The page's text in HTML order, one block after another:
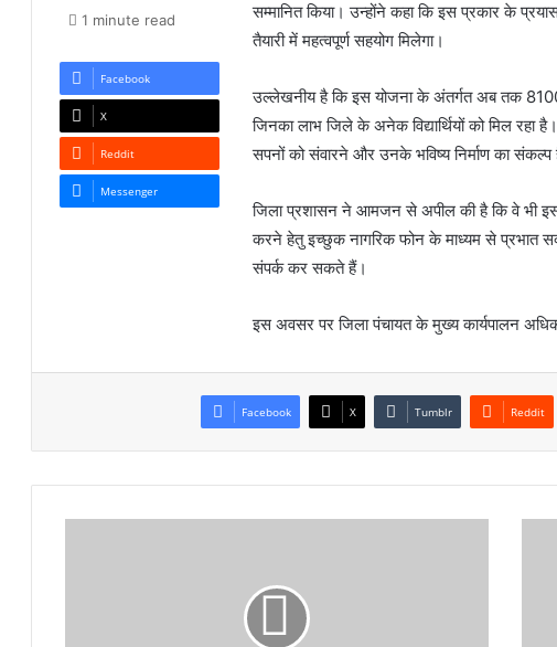
सम्मानित किया। उन्होंने कहा कि इस प्रकार के
तैयारी में महत्वपूर्ण सहयोग मिलेगा।
उल्लेखनीय है कि इस योजना के अंतर्गत अब तक
जिनका लाभ जिले के अनेक विद्यार्थियों को मिल
सपनों को संवारने और उनके भविष्य निर्माण का संकल्प
जिला प्रशासन ने आमजन से अपील की है कि वे भी
करने हेतु इच्छुक नागरिक फोन के माध्यम से
संपर्क कर सकते हैं।
इस अवसर पर जिला पंचायत के मुख्य कार्यपालन
1 minute read
Facebook
X
Reddit
Messenger
Facebook X Tumblr Reddit